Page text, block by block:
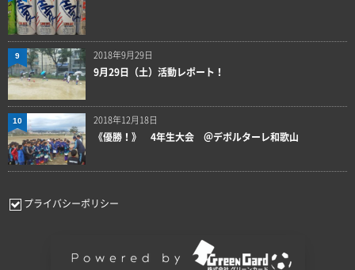
2018年9月29日
9月29日（土）活動レポート！
9
2018年12月18日
《優勝！》 4年生大会 ＠デポルターレ和歌山
10
プライバシーポリシー